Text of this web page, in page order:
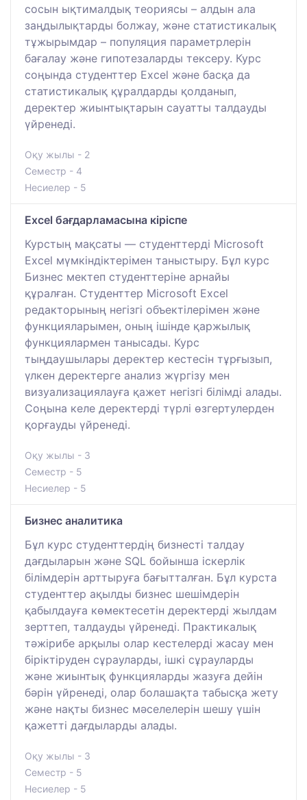
сосын ықтималдық теориясы – алдын ала
заңдылықтарды болжау, және статистикалық
тұжырымдар – популяция параметрлерін
бағалау және гипотезаларды тексеру. Курс
соңында студенттер Excel және басқа да
статистикалық құралдарды қолданып,
деректер жиынтықтарын сауатты талдауды
үйренеді.
Оқу жылы - 2
Семестр - 4
Несиелер - 5
Excel бағдарламасына кіріспе
Курстың мақсаты — студенттерді Microsoft
Excel мүмкіндіктерімен таныстыру. Бұл курс
Бизнес мектеп студенттеріне арнайы
құралған. Студенттер Microsoft Excel
редакторының негізгі объектілерімен және
функцияларымен, оның ішінде қаржылық
функциялармен танысады. Курс
тыңдаушылары деректер кестесін тұрғызып,
үлкен деректерге анализ жүргізу мен
визуализациялауға қажет негізгі білімді алады.
Соңына келе деректерді түрлі өзгертулерден
қорғауды үйренеді.
Оқу жылы - 3
Семестр - 5
Несиелер - 5
Бизнес аналитика
Бұл курс студенттердің бизнесті талдау
дағдыларын және SQL бойынша іскерлік
білімдерін арттыруға бағытталған. Бұл курста
студенттер ақылды бизнес шешімдерін
қабылдауға көмектесетін деректерді жылдам
зерттеп, талдауды үйренеді. Практикалық
тәжірибе арқылы олар кестелерді жасау мен
біріктіруден сұрауларды, ішкі сұрауларды
және жиынтық функцияларды жазуға дейін
бәрін үйренеді, олар болашақта табысқа жету
және нақты бизнес мәселелерін шешу үшін
қажетті дағдыларды алады.
Оқу жылы - 3
Семестр - 5
Несиелер - 5